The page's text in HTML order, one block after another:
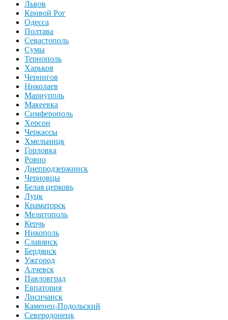
Львов
Кривой Рог
Одесса
Полтава
Севастополь
Сумы
Тернополь
Харьков
Чернигов
Николаев
Мариуполь
Макеевка
Симферополь
Херсон
Черкассы
Хмельницк
Горловка
Ровно
Днепродзержинск
Черновцы
Белая церковь
Луцк
Краматорск
Мелитополь
Керчь
Никополь
Славянск
Бердянск
Ужгород
Алчевск
Павловград
Евпатория
Лисичанск
Каменец-Подольский
Северодонецк